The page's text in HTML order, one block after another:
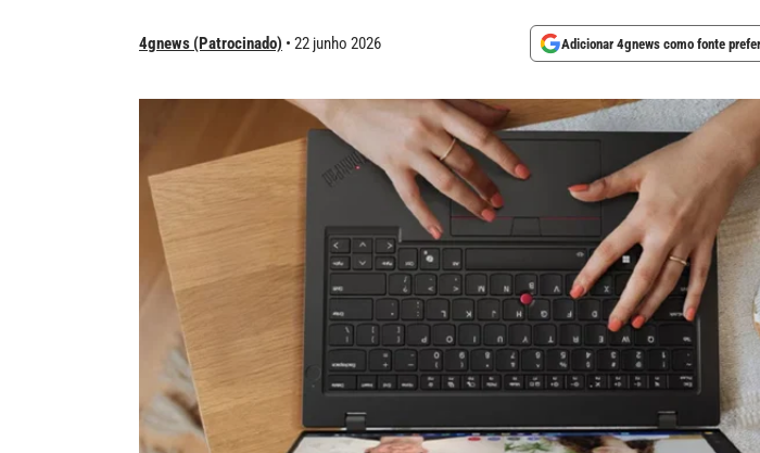
4gnews (Patrocinado) 22 junho 2026 Adicionar 4gnews como fonte